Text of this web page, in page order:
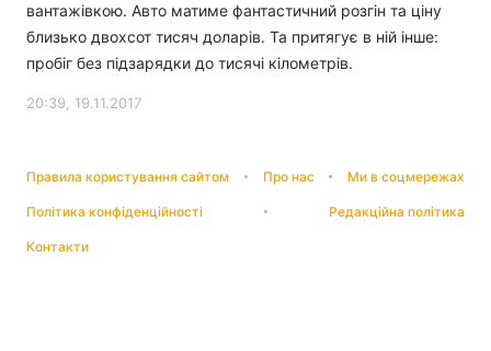
вантажівкою. Авто матиме фантастичний розгін та ціну
близько двохсот тисяч доларів. Та притягує в ній інше:
пробіг без підзарядки до тисячі кілометрів.
20:39, 19.11.2017
Правила користування сайтом Про нас Ми в соцмережах
Політика конфіденційності Редакційна політика
Контакти